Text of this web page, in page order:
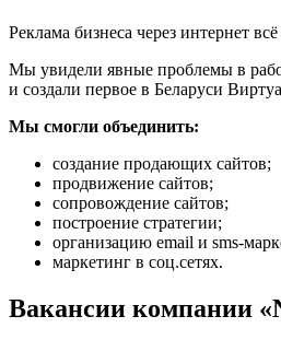
Реклама бизнеса через интернет
Мы увидели явные проблемы в
и создали первое в Беларуси
Мы смогли объединить:
создание продающих сайтов;
продвижение сайтов;
сопровождение сайтов;
построение стратегии;
организацию email и sms-
маркетинг в соц.сетях.
Вакансии компании